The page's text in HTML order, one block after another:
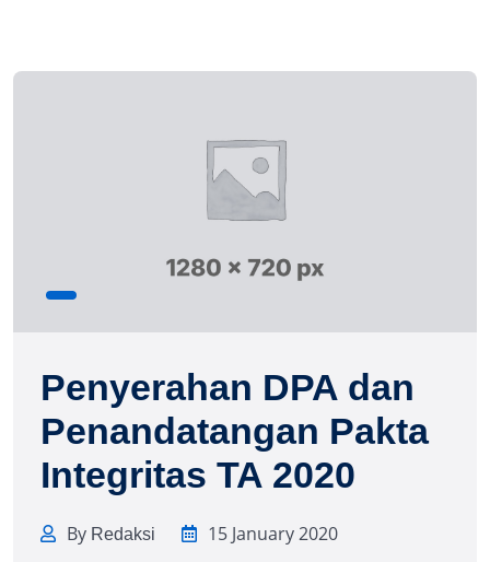
Penyerahan DPA dan
Penandatangan Pakta
Integritas TA 2020
By Redaksi
15 January 2020